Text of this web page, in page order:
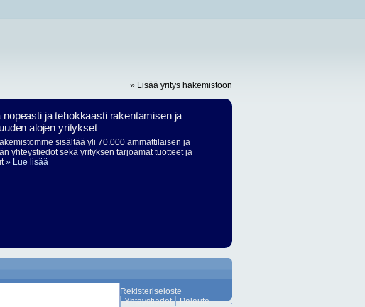
» Lisää yritys hakemistoon
nopeasti ja tehokkaasti rakentamisen ja
alojen yritykset
sisältää yli 70.000 ammattilaisen ja
yhteystiedot sekä yrityksen tarjoamat tuotteet ja
» Lue lisää
Rekisteriseloste
Yhteystiedot
Palaute